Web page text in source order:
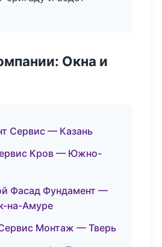
Окна и
Сервис — Казань
Кров — Южно-
Фасад Фундамент —
на-Амуре
Монтаж — Тверь